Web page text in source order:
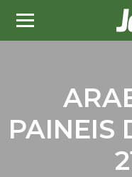
PAINEIS